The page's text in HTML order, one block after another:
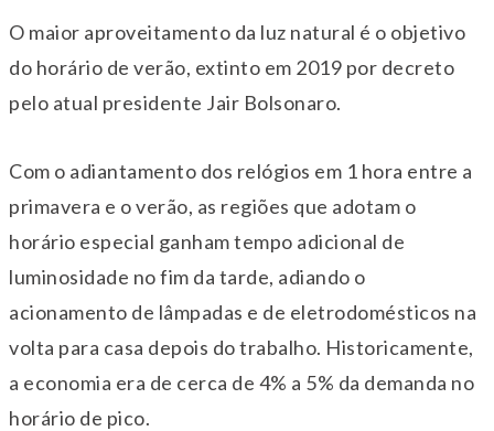
O maior aproveitamento da luz natural é o objetivo
do horário de verão, extinto em 2019 por decreto
pelo atual presidente Jair Bolsonaro.
Com o adiantamento dos relógios em 1 hora entre a
primavera e o verão, as regiões que adotam o
horário especial ganham tempo adicional de
luminosidade no fim da tarde, adiando o
acionamento de lâmpadas e de eletrodomésticos na
volta para casa depois do trabalho. Historicamente,
a economia era de cerca de 4% a 5% da demanda no
horário de pico.